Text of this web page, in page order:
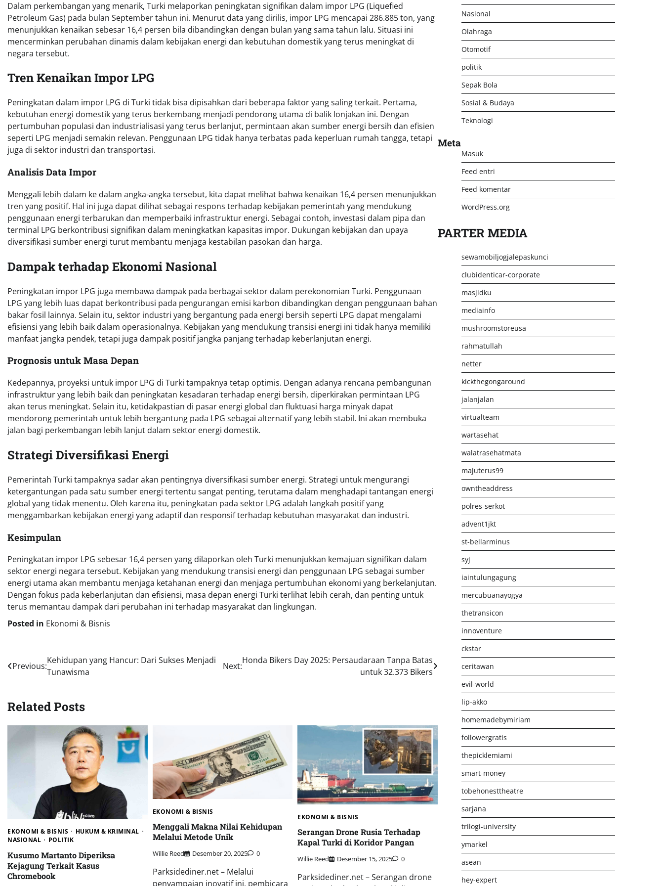
Dalam perkembangan yang menarik, Turki melaporkan peningkatan signifikan dalam impor LPG (Liquefied
Petroleum Gas) pada bulan September tahun ini. Menurut data yang dirilis, impor LPG mencapai 286.885 ton, yang
menunjukkan kenaikan sebesar 16,4 persen bila dibandingkan dengan bulan yang sama tahun lalu. Situasi ini
mencerminkan perubahan dinamis dalam kebijakan energi dan kebutuhan domestik yang terus meningkat di
negara tersebut.
Tren Kenaikan Impor LPG
Peningkatan dalam impor LPG di Turki tidak bisa dipisahkan dari beberapa faktor yang saling terkait. Pertama,
kebutuhan energi domestik yang terus berkembang menjadi pendorong utama di balik lonjakan ini. Dengan
pertumbuhan populasi dan industrialisasi yang terus berlanjut, permintaan akan sumber energi bersih dan efisien
seperti LPG menjadi semakin relevan. Penggunaan LPG tidak hanya terbatas pada keperluan rumah tangga, tetapi
juga di sektor industri dan transportasi.
Analisis Data Impor
Menggali lebih dalam ke dalam angka-angka tersebut, kita dapat melihat bahwa kenaikan 16,4 persen menunjukkan
tren yang positif. Hal ini juga dapat dilihat sebagai respons terhadap kebijakan pemerintah yang mendukung
penggunaan energi terbarukan dan memperbaiki infrastruktur energi. Sebagai contoh, investasi dalam pipa dan
terminal LPG berkontribusi signifikan dalam meningkatkan kapasitas impor. Dukungan kebijakan dan upaya
diversifikasi sumber energi turut membantu menjaga kestabilan pasokan dan harga.
Dampak terhadap Ekonomi Nasional
Peningkatan impor LPG juga membawa dampak pada berbagai sektor dalam perekonomian Turki. Penggunaan
LPG yang lebih luas dapat berkontribusi pada pengurangan emisi karbon dibandingkan dengan penggunaan bahan
bakar fosil lainnya. Selain itu, sektor industri yang bergantung pada energi bersih seperti LPG dapat mengalami
efisiensi yang lebih baik dalam operasionalnya. Kebijakan yang mendukung transisi energi ini tidak hanya memiliki
manfaat jangka pendek, tetapi juga dampak positif jangka panjang terhadap keberlanjutan energi.
Prognosis untuk Masa Depan
Kedepannya, proyeksi untuk impor LPG di Turki tampaknya tetap optimis. Dengan adanya rencana pembangunan
infrastruktur yang lebih baik dan peningkatan kesadaran terhadap energi bersih, diperkirakan permintaan LPG
akan terus meningkat. Selain itu, ketidakpastian di pasar energi global dan fluktuasi harga minyak dapat
mendorong pemerintah untuk lebih bergantung pada LPG sebagai alternatif yang lebih stabil. Ini akan membuka
jalan bagi perkembangan lebih lanjut dalam sektor energi domestik.
Strategi Diversifikasi Energi
Pemerintah Turki tampaknya sadar akan pentingnya diversifikasi sumber energi. Strategi untuk mengurangi
ketergantungan pada satu sumber energi tertentu sangat penting, terutama dalam menghadapi tantangan energi
global yang tidak menentu. Oleh karena itu, peningkatan pada sektor LPG adalah langkah positif yang
menggambarkan kebijakan energi yang adaptif dan responsif terhadap kebutuhan masyarakat dan industri.
Kesimpulan
Peningkatan impor LPG sebesar 16,4 persen yang dilaporkan oleh Turki menunjukkan kemajuan signifikan dalam
sektor energi negara tersebut. Kebijakan yang mendukung transisi energi dan penggunaan LPG sebagai sumber
energi utama akan membantu menjaga ketahanan energi dan menjaga pertumbuhan ekonomi yang berkelanjutan.
Dengan fokus pada keberlanjutan dan efisiensi, masa depan energi Turki terlihat lebih cerah, dan penting untuk
terus memantau dampak dari perubahan ini terhadap masyarakat dan lingkungan.
Posted in Ekonomi & Bisnis
Navigasi
Previous:
Kehidupan yang Hancur: Dari Sukses Menjadi
Tunawisma
Next:
Honda Bikers Day 2025: Persaudaraan Tanpa Batas
untuk 32.373 Bikers
Related Posts
EKONOMI & BISNIS
HUKUM & KRIMINAL
NASIONAL
POLITIK
Kusumo Martanto Diperiksa
Kejagung Terkait Kasus
Chromebook
EKONOMI & BISNIS
Menggali Makna Nilai Kehidupan
Melalui Metode Unik
Willie Reed Desember 20, 2025 0
Parksidediner.net – Melalui
penyampaian inovatif ini, pembicara
EKONOMI & BISNIS
Serangan Drone Rusia Terhadap
Kapal Turki di Koridor Pangan
Willie Reed Desember 15, 2025 0
Parksidediner.net – Serangan drone
Nasional
Olahraga
Otomotif
politik
Sepak Bola
Sosial & Budaya
Teknologi
Meta
Masuk
Feed entri
Feed komentar
WordPress.org
PARTER MEDIA
sewamobiljogjalepaskunci
clubidenticar-corporate
masjidku
mediainfo
mushroomstoreusa
rahmatullah
netter
kickthegongaround
jalanjalan
virtualteam
wartasehat
walatrasehatmata
majuterus99
owntheaddress
polres-serkot
advent1jkt
st-bellarminus
syj
iaintulungagung
mercubuanayogya
thetransicon
innoventure
ckstar
ceritawan
evil-world
lip-akko
homemadebymiriam
followergratis
thepicklemiami
smart-money
tobehonesttheatre
sarjana
trilogi-university
ymarkel
asean
hey-expert